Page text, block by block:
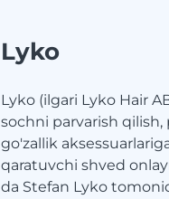
Lyko
Lyko (ilgari Lyko Hair
sochni parvarish qilish,
go'zallik
qaratuvchi shved
da Stefan Lyko